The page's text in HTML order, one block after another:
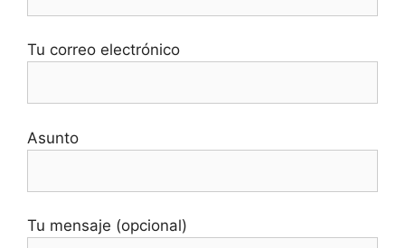
Tu correo electrónico
Asunto
Tu mensaje (opcional)